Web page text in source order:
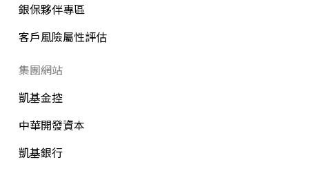
銀保夥伴專區
客戶風險屬性評估
集團網站
凱基金控
中華開發資本
凱基銀行